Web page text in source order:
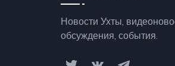
Новости Ухты,
обсуждения, события.